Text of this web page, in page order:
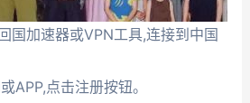
国加速器或VPN工具,连接到中国
或APP,点击注册按钮。